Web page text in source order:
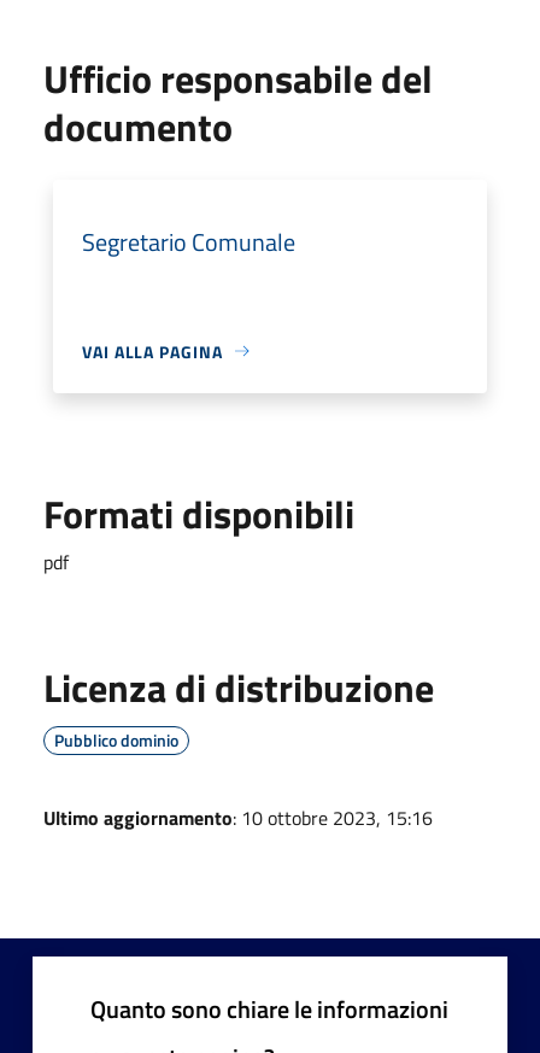
Ufficio responsabile del
documento
Segretario Comunale
VAI ALLA PAGINA
Formati disponibili
pdf
Licenza di distribuzione
Pubblico dominio
Ultimo aggiornamento: 10 ottobre 2023, 15:16
Quanto sono chiare le informazioni